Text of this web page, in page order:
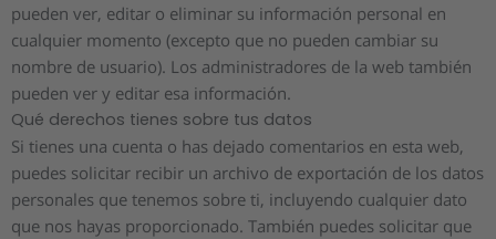
pueden ver, editar o eliminar su información personal en
cualquier momento (excepto que no pueden cambiar su
nombre de usuario). Los administradores de la web también
pueden ver y editar esa información.
Qué derechos tienes sobre tus datos
Si tienes una cuenta o has dejado comentarios en esta web,
puedes solicitar recibir un archivo de exportación de los datos
personales que tenemos sobre ti, incluyendo cualquier dato
que nos hayas proporcionado. También puedes solicitar que